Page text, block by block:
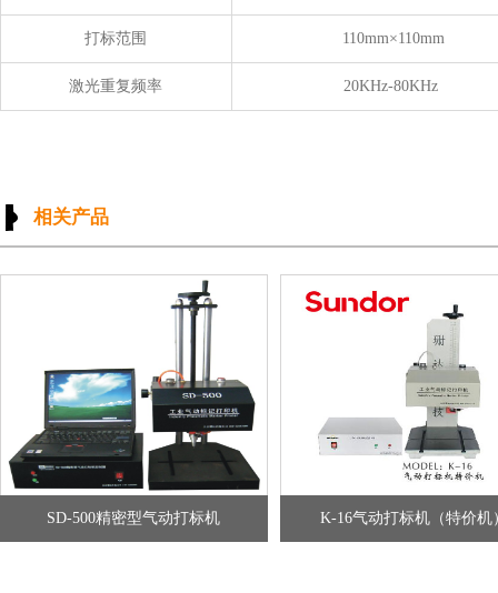
打标范围 110mm×110mm
激光重复频率 20KHz-80KHz
相关产品
SD-500精密型气动打标机 K-16气动打标机（特价机